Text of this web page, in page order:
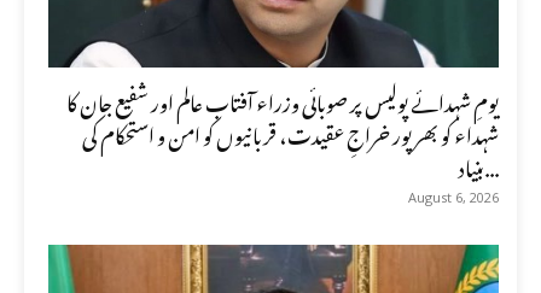
یومِ شہدائے پولیس پر صوبائی وزراء آفتاب عالم اور شفیع جان کا
شہداء کو بھرپور خراجِ عقیدت، قربانیوں کو امن و استحکام کی
بنیاد...
August 6, 2026